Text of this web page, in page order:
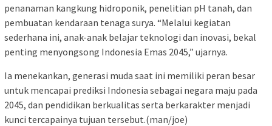
penanaman kangkung hidroponik, penelitian pH tanah, dan
pembuatan kendaraan tenaga surya. “Melalui kegiatan
sederhana ini, anak-anak belajar teknologi dan inovasi, bekal
penting menyongsong Indonesia Emas 2045,” ujarnya.
Ia menekankan, generasi muda saat ini memiliki peran besar
untuk mencapai prediksi Indonesia sebagai negara maju pada
2045, dan pendidikan berkualitas serta berkarakter menjadi
kunci tercapainya tujuan tersebut.(man/joe)